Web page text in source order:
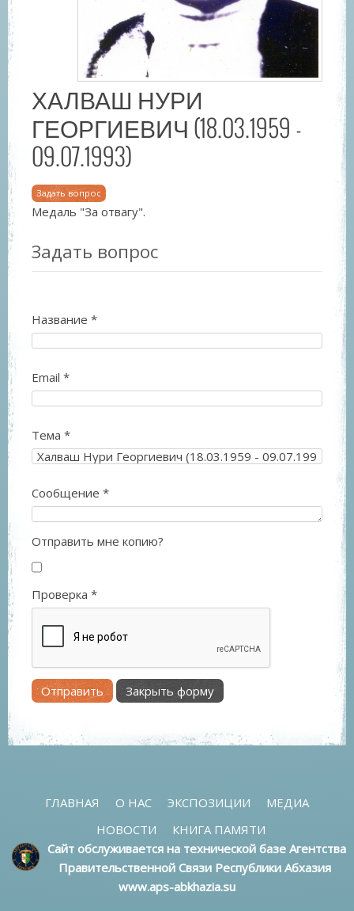
ХАЛВАШ НУРИ
ГЕОРГИЕВИЧ (18.03.1959 -
09.07.1993)
Задать вопрос
Медаль "За отвагу".
Задать вопрос
Название *
Email *
Тема *
Сообщение *
Отправить мне копию?
Проверка *
Отправить Закрыть форму
ГЛАВНАЯ О НАС ЭКСПОЗИЦИИ
МЕДИА
НОВОСТИ
КНИГА ПАМЯТИ
Сайт обслуживается на технической базе Агентства
Правительственной Связи Республики Абхазия
www.aps-abkhazia.su